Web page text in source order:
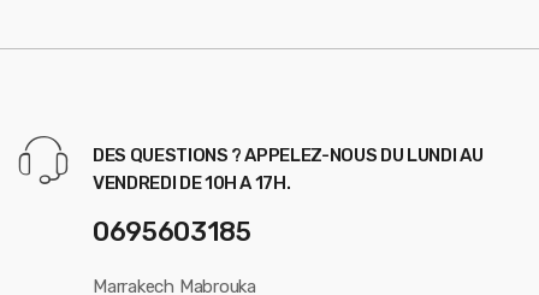
DES QUESTIONS ? APPELEZ-NOUS DU LUNDI AU
VENDREDI DE 10H A 17H.
0695603185
Marrakech Mabrouka